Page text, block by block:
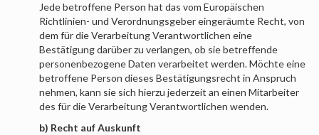
Jede betroffene Person hat das vom Europäischen
Richtlinien- und Verordnungsgeber eingeräumte Recht, von
dem für die Verarbeitung Verantwortlichen eine
Bestätigung darüber zu verlangen, ob sie betreffende
personenbezogene Daten verarbeitet werden. Möchte eine
betroffene Person dieses Bestätigungsrecht in Anspruch
nehmen, kann sie sich hierzu jederzeit an einen Mitarbeiter
des für die Verarbeitung Verantwortlichen wenden.
b) Recht auf Auskunft